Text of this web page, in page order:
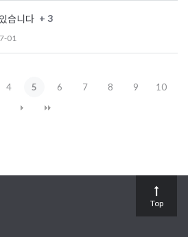
습니다 + 3
01
4 5 6 7 8 9 10
Top